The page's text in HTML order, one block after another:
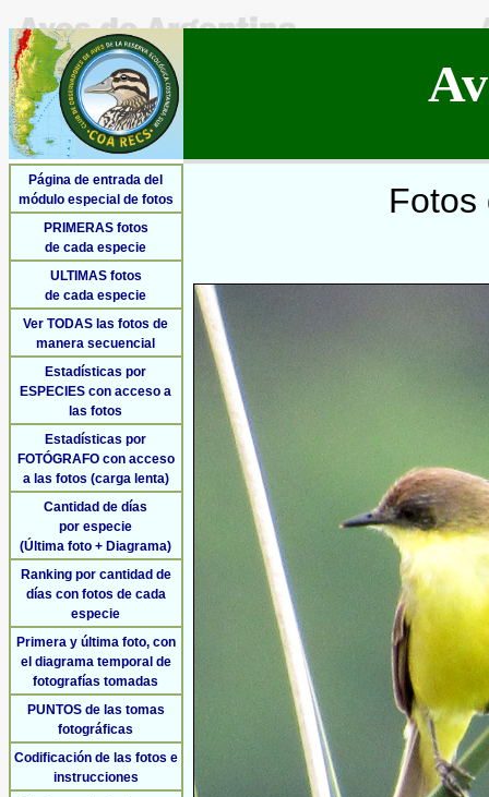
Página de entrada del
módulo especial de fotos
PRIMERAS fotos
de cada especie
ULTIMAS fotos
de cada especie
Ver TODAS las fotos de
manera secuencial
Estadísticas por
ESPECIES con acceso a
las fotos
Estadísticas por
FOTÓGRAFO con acceso
a las fotos (carga lenta)
Cantidad de días
por especie
(Última foto + Diagrama)
Ranking por cantidad de
días con fotos de cada
especie
Primera y última foto, con
el diagrama temporal de
fotografías tomadas
PUNTOS de las tomas
fotográficas
Codificación de las fotos e
instrucciones
Fotos